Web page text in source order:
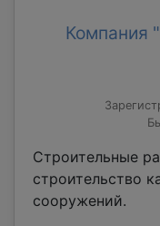
Компания
Строительные
строительство
сооружений.